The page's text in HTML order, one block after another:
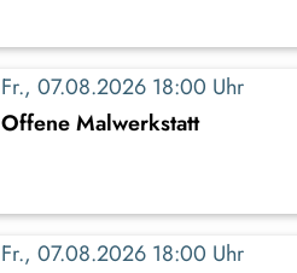
Fr., 07.08.2026 18:00 Uhr
Offene Malwerkstatt
Fr., 07.08.2026 18:00 Uhr